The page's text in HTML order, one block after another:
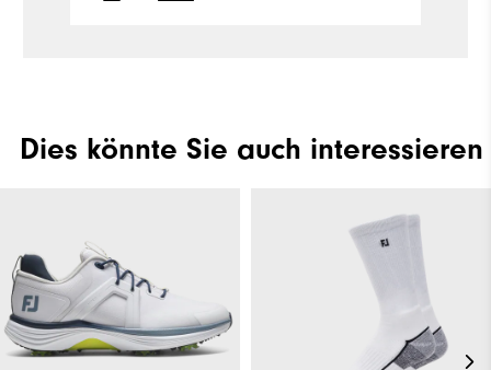
Dies könnte Sie auch interessieren